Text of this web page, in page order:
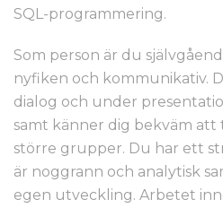
SQL-programmering.
Som person är du
nyfiken och kommunikativ.
dialog och under
samt känner dig bekväm att
större grupper. Du har ett
är noggrann och analytisk
egen utveckling. Arbetet